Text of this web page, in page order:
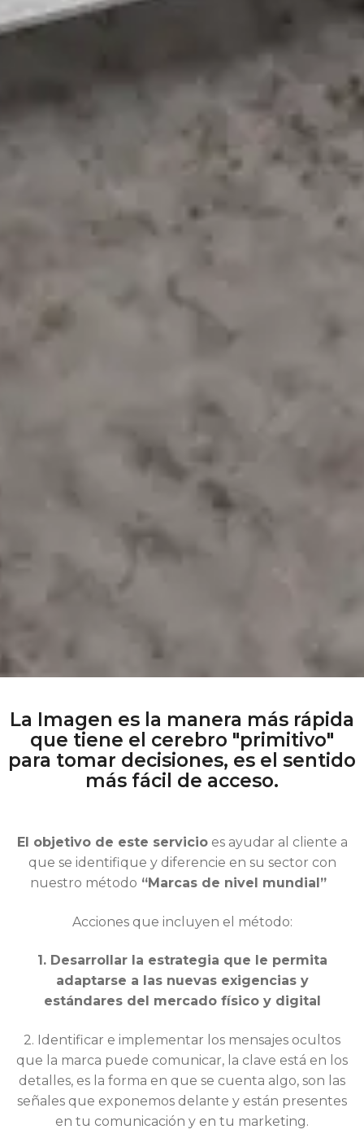
La Imagen es la manera más rápida
que tiene el cerebro "primitivo"
para tomar decisiones, es el sentido
más fácil de acceso.
El objetivo de este servicioes ayudar al cliente a
que se identifique y diferencie en su sector con
nuestro método “Marcas de nivel mundial”
Acciones que incluyen el método:
1. Desarrollar la estrategia que le permita
adaptarse a las nuevas exigencias y
estándares del mercado físico y digital
2. Identificar e implementar los mensajes ocultos
que la marca puede comunicar, la clave está en los
detalles, es la forma en que se cuenta algo, son las
señales que exponemos delante y están presentes
en tu comunicación y en tu marketing.